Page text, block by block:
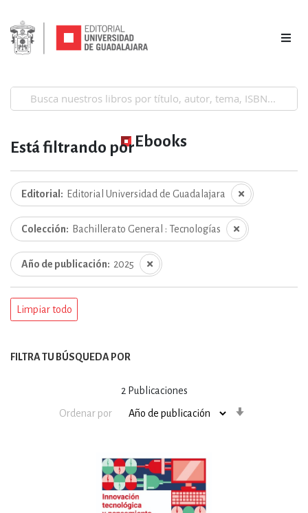
Ebooks
2 Publicaciones
Ordenar por
Está filtrando por
Editorial Editorial Universidad de Guadalajara
Colección Bachillerato General : Tecnologías
Año de publicación 2025
Limpiar todo
FILTRA TU BÚSQUEDA POR